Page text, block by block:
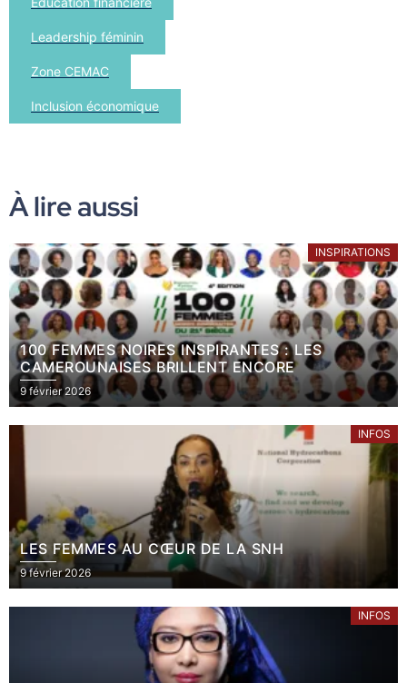
Leadership féminin
Zone CEMAC
Inclusion économique
À lire aussi
INSPIRATIONS
100 FEMMES NOIRES INSPIRANTES : LES
CAMEROUNAISES BRILLENT ENCORE
9 février 2026
INFOS
LES FEMMES AU CŒUR DE LA SNH
9 février 2026
INFOS